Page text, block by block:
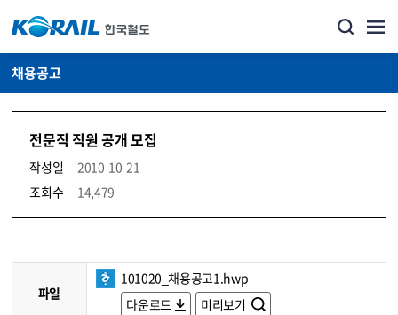
채용공고
전문직 직원 공개 모집
작성일
2010-10-21
조회수
14,479
코레일소개_경영공시_채용공고 상세보기 – 내용, 파일, 담당자 연락처로 구성
파일
101020_채용공고1.hwp
다운로드
미리보기